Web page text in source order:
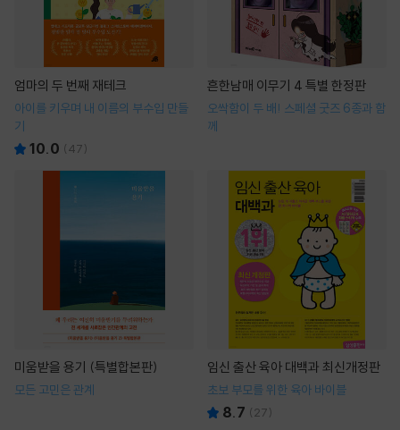
엄마의 두 번째 재테크
아이를 키우며 내 이름의 부수입 만들
기
10.0 (47)
흔한남매 이무기 4 특별 한정판
오싹함이 두 배! 스페셜 굿즈 6종과 함
께
미움받을 용기 (특별합본판)
모든 고민은 관계
임신 출산 육아 대백과 최신개정판
초보 부모를 위한 육아 바이블
8.7 ( 27)